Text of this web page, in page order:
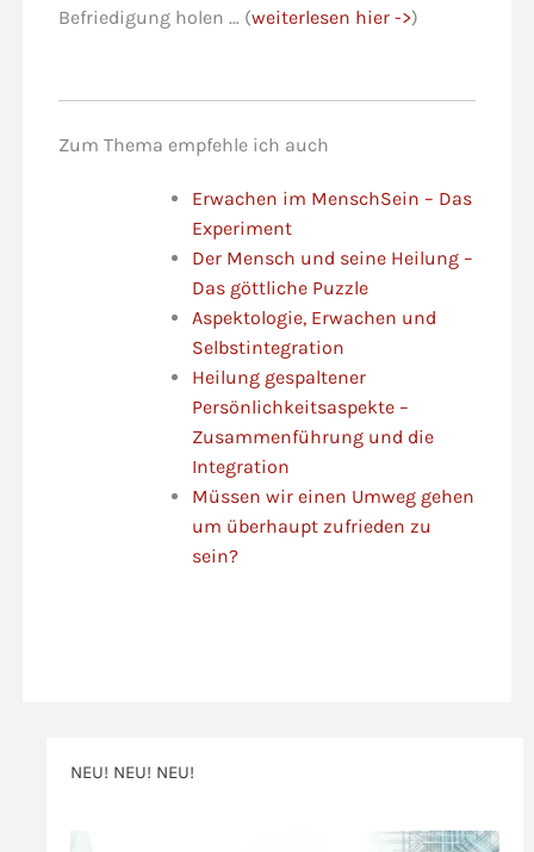
Befriedigung holen … (weiterlesen hier ->)
Zum Thema empfehle ich auch
Erwachen im MenschSein – Das
Experiment
Der Mensch und seine Heilung –
Das göttliche Puzzle
Aspektologie, Erwachen und
Selbstintegration
Heilung gespaltener
Persönlichkeitsaspekte –
Zusammenführung und die
Integration
Müssen wir einen Umweg gehen
um überhaupt zufrieden zu
sein?
NEU! NEU! NEU!